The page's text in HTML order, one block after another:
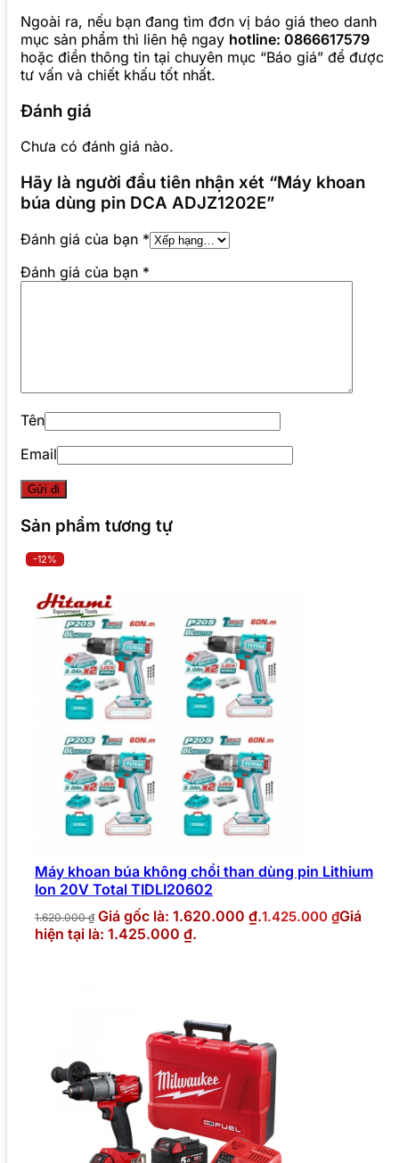
Ngoài ra, nếu bạn đang tìm đơn vị báo giá theo danh
mục sản phẩm thì liên hệ ngay hotline: 0866617579
hoặc điền thông tin tại chuyên mục “Báo giá” để được
tư vấn và chiết khấu tốt nhất.
Đánh giá
Chưa có đánh giá nào.
Hãy là người đầu tiên nhận xét “Máy khoan
búa dùng pin DCA ADJZ1202E”
Đánh giá của bạn *
Đánh giá của bạn *
Tên
Email
Sản phẩm tương tự
-12%
Máy khoan búa không chổi than dùng pin Lithium
Ion 20V Total TIDLI20602
1.620.000₫ Giá gốc là: 1.620.000 ₫.1.425.000 ₫Giá
hiện tại là: 1.425.000 ₫.